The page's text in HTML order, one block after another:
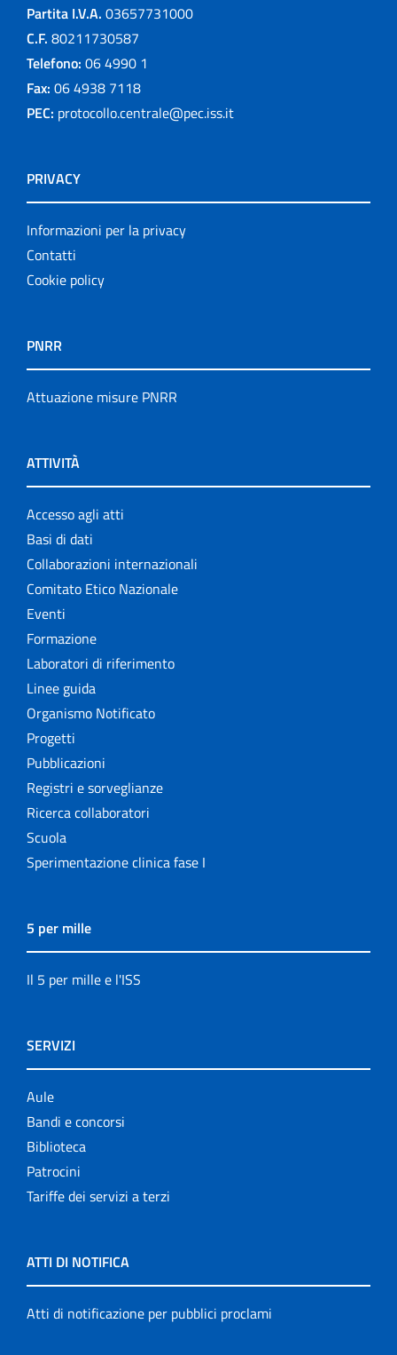
Partita I.V.A. 03657731000
C.F. 80211730587
Telefono: 06 4990 1
Fax: 06 4938 7118
PEC: protocollo.centrale@pec.iss.it
PRIVACY
Informazioni per la privacy
Contatti
Cookie policy
PNRR
Attuazione misure PNRR
ATTIVITÀ
Accesso agli atti
Basi di dati
Collaborazioni internazionali
Comitato Etico Nazionale
Eventi
Formazione
Laboratori di riferimento
Linee guida
Organismo Notificato
Progetti
Pubblicazioni
Registri e sorveglianze
Ricerca collaboratori
Scuola
Sperimentazione clinica fase I
5 per mille
Il 5 per mille e l'ISS
SERVIZI
Aule
Bandi e concorsi
Biblioteca
Patrocini
Tariffe dei servizi a terzi
ATTI DI NOTIFICA
Atti di notificazione per pubblici proclami